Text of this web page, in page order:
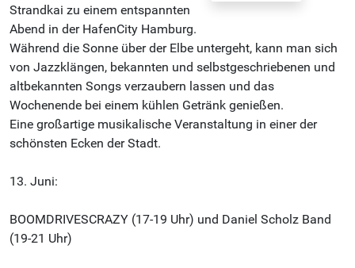
Strandkai zu einem entspannten
Abend in der HafenCity Hamburg.
Während die Sonne über der Elbe untergeht, kann man sich
von Jazzklängen, bekannten und selbstgeschriebenen und
altbekannten Songs verzaubern lassen und das
Wochenende bei einem kühlen Getränk genießen.
Eine großartige musikalische Veranstaltung in einer der
schönsten Ecken der Stadt.
13. Juni:
BOOMDRIVESCRAZY (17-19 Uhr) und Daniel Scholz Band
(19-21 Uhr)